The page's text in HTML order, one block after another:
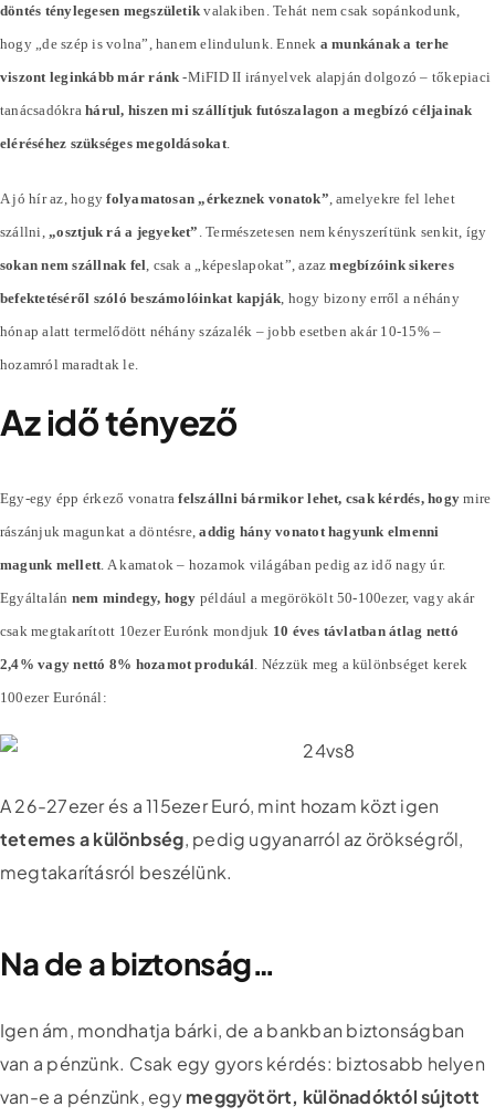
döntés ténylegesen megszületik valakiben. Tehát nem csak sopánkodunk,
hogy „de szép is volna”, hanem elindulunk. Ennek a munkának a terhe
viszont leginkább már ránk -MiFID II irányelvek alapján dolgozó – tőkepiaci
tanácsadókrahárul, hiszen mi szállítjuk futószalagon a megbízó céljainak
eléréséhez szükséges megoldásokat.
A jó hír az, hogyfolyamatosan „érkeznek vonatok” , amelyekre fel lehet
szállni,„osztjuk rá a jegyeket” . Természetesen nem kényszerítünk senkit, így
sokan nem szállnak fel , csak a „képeslapokat”, azazmegbízóink sikeres
befektetéséről szóló beszámolóinkat kapják , hogy bizony erről a néhány
hónap alatt termelődött néhányszázalék – jobb esetben akár 10-15% –
hozamról maradtak le.
Az idő tényező
Egy-egy épp érkező vonatrafelszállni bármikor lehet, csak kérdés, hogy mire
rászánjuk magunkat a döntésre,addig hány vonatot hagyunk elmenni
magunk mellett. A kamatok – hozamok világában pedig az idő nagy úr.
Egyáltalán nem mindegy, hogy például a megörökölt 50-100ezer, vagy akár
csak megtakarított 10ezer Eurónk mondjuk 10 éves távlatban átlag nettó
2,4% vagy nettó 8% hozamot produkál. Nézzük meg a különbséget kerek
100ezer Eurónál:
A 26-27ezer és a 115ezer Euró, mint hozam közt igen
tetemes a különbség, pedig ugyanarról az örökségről,
megtakarításról beszélünk.
Na de a biztonság…
Igen ám, mondhatja bárki, de a bankban biztonságban
van a pénzünk. Csak egy gyors kérdés: biztosabb helyen
van-e a pénzünk, egymeggyötört, különadóktól sújtott